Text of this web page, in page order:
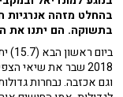
בהחלט מזהה אנרגיות
בתשוקה. הם יתנו את
2018 שבר את שיאי
וגם אכזבה. נבחרות